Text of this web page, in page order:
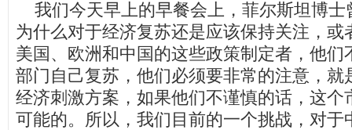
我们今天早上的早餐会上，菲尔斯坦博士
为什么对于经济复苏还是应该保持关注，或
美国、欧洲和中国的这些政策制定者，他们
部门自己复苏，他们必须要非常的注意，就
经济刺激方案，如果他们不谨慎的话，这个
可能的。所以，我们目前的一个挑战，对于